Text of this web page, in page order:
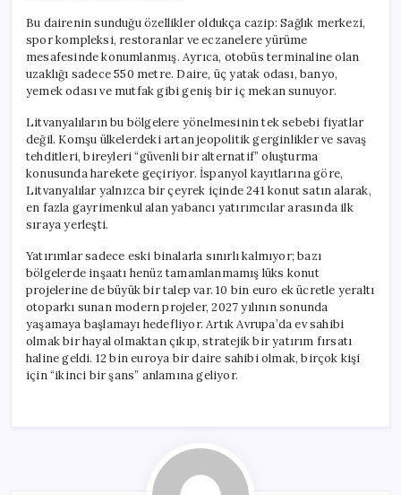
Bu dairenin sunduğu özellikler oldukça cazip: Sağlık merkezi,
spor kompleksi, restoranlar ve eczanelere yürüme
mesafesinde konumlanmış. Ayrıca, otobüs terminaline olan
uzaklığı sadece 550 metre. Daire, üç yatak odası, banyo,
yemek odası ve mutfak gibi geniş bir iç mekan sunuyor.
Litvanyalıların bu bölgelere yönelmesinin tek sebebi fiyatlar
değil. Komşu ülkelerdeki artan jeopolitik gerginlikler ve savaş
tehditleri, bireyleri “güvenli bir alternatif” oluşturma
konusunda harekete geçiriyor. İspanyol kayıtlarına göre,
Litvanyalılar yalnızca bir çeyrek içinde 241 konut satın alarak,
en fazla gayrimenkul alan yabancı yatırımcılar arasında ilk
sıraya yerleşti.
Yatırımlar sadece eski binalarla sınırlı kalmıyor; bazı
bölgelerde inşaatı henüz tamamlanmamış lüks konut
projelerine de büyük bir talep var. 10 bin euro ek ücretle yeraltı
otoparkı sunan modern projeler, 2027 yılının sonunda
yaşamaya başlamayı hedefliyor. Artık Avrupa’da ev sahibi
olmak bir hayal olmaktan çıkıp, stratejik bir yatırım fırsatı
haline geldi. 12 bin euroya bir daire sahibi olmak, birçok kişi
için “ikinci bir şans” anlamına geliyor.